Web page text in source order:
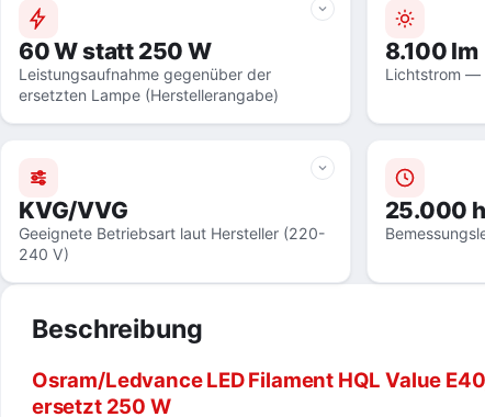
60 W statt 250 W
Leistungsaufnahme gegenüber der
ersetzten Lampe (Herstellerangabe)
8.100 lm
Lichtstrom —
KVG/VVG
Geeignete Betriebsart laut Hersteller (220-
240 V)
25.000 h
Beschreibung
Osram/Ledvance LED Filament HQL Value
ersetzt 250 W